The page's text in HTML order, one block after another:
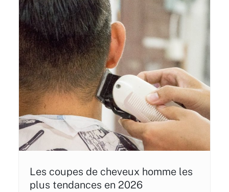
Les coupes de cheveux homme les
plus tendances en 2026